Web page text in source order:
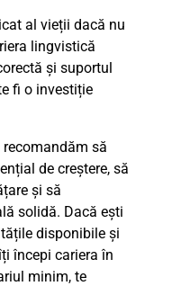
al vieții dacă nu
lingvistică
și suportul
fi o investiție
să
de creștere, să
și să
solidă. Dacă ești
disponibile și
începi cariera în
minim, te